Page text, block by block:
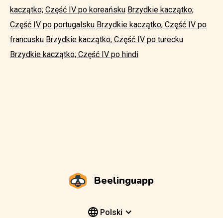
kaczątko; Część IV po koreańsku Brzydkie kaczątko;
Część IV po portugalsku Brzydkie kaczątko; Część IV po
francusku Brzydkie kaczątko; Część IV po turecku
Brzydkie kaczątko; Część IV po hindi
Beelinguapp
Polski